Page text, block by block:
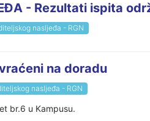
- Rezultati ispita
nasljeđa - RGN
na doradu
nasljeđa - RGN
br.6 u Kampusu.